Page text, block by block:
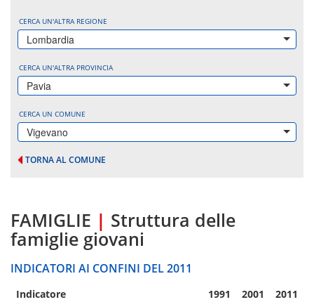
CERCA UN'ALTRA REGIONE
Lombardia
CERCA UN'ALTRA PROVINCIA
Pavia
CERCA UN COMUNE
Vigevano
TORNA AL COMUNE
FAMIGLIE | Struttura delle
famiglie giovani
INDICATORI AI CONFINI DEL 2011
Indicatore 1991 2001 2011